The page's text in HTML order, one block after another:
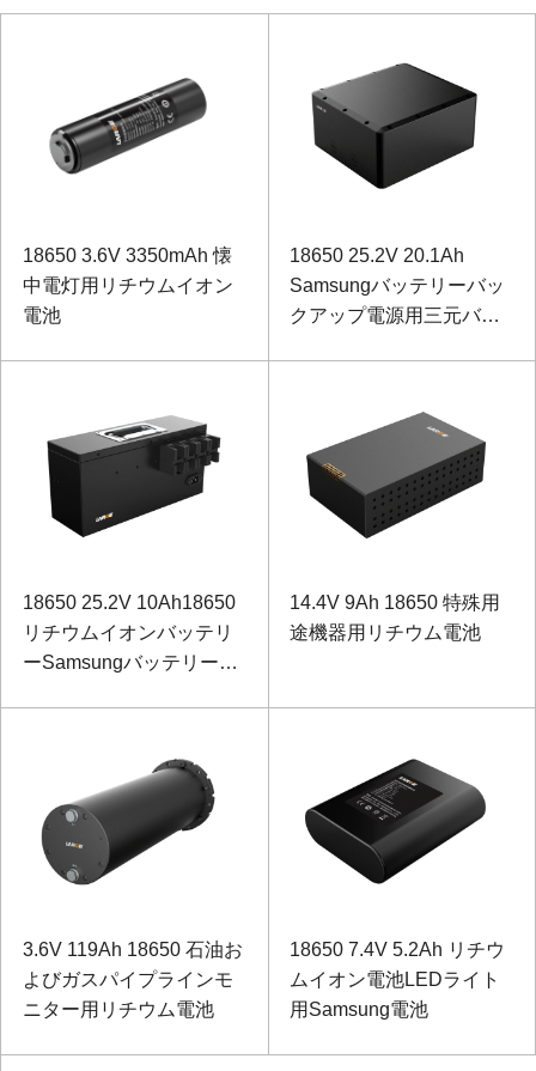
18650 3.6V 3350mAh 懐
中電灯用リチウムイオン
電池
18650 25.2V 20.1Ah
Samsungバッテリーバッ
クアップ電源用三元バッ
18650 25.2V 10Ah18650
リチウムイオンバッテリ
ーSamsungバッテリー
14.4V 9Ah 18650 特殊用
途機器用リチウム電池
3.6V 119Ah 18650 石油お
よびガスパイプラインモ
ニター用リチウム電池
18650 7.4V 5.2Ah リチウ
ムイオン電池LEDライト
用Samsung電池